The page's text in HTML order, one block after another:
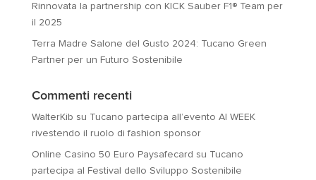
Rinnovata la partnership con KICK Sauber F1® Team per
il 2025
Terra Madre Salone del Gusto 2024: Tucano Green
Partner per un Futuro Sostenibile
Commenti recenti
WalterKib su Tucano partecipa all’evento AI WEEK
rivestendo il ruolo di fashion sponsor
Online Casino 50 Euro Paysafecard su Tucano
partecipa al Festival dello Sviluppo Sostenibile